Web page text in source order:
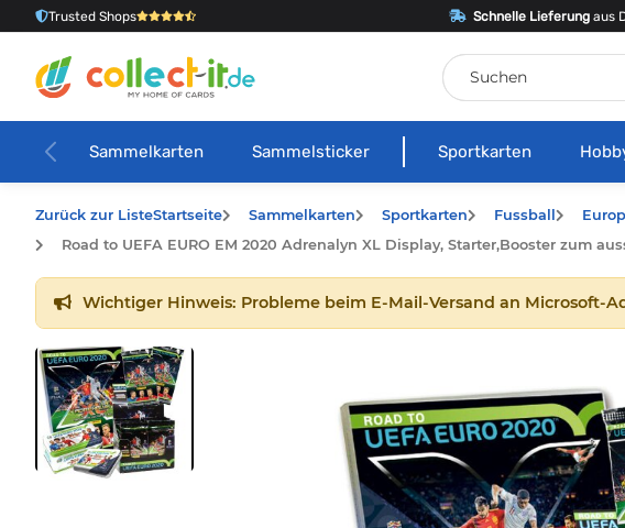
Trusted Shops Schnelle Lieferungaus
Sammelkarten Sammelsticker Sportkarten
Zurück zur ListeStartseite Sammelkarten Sportkarten Fussball
Road to UEFA EURO EM 2020 Adrenalyn XL Display, Starter,Booster zum
Wichtiger Hinweis: Probleme beim E-Mail-Versand an Microsoft-